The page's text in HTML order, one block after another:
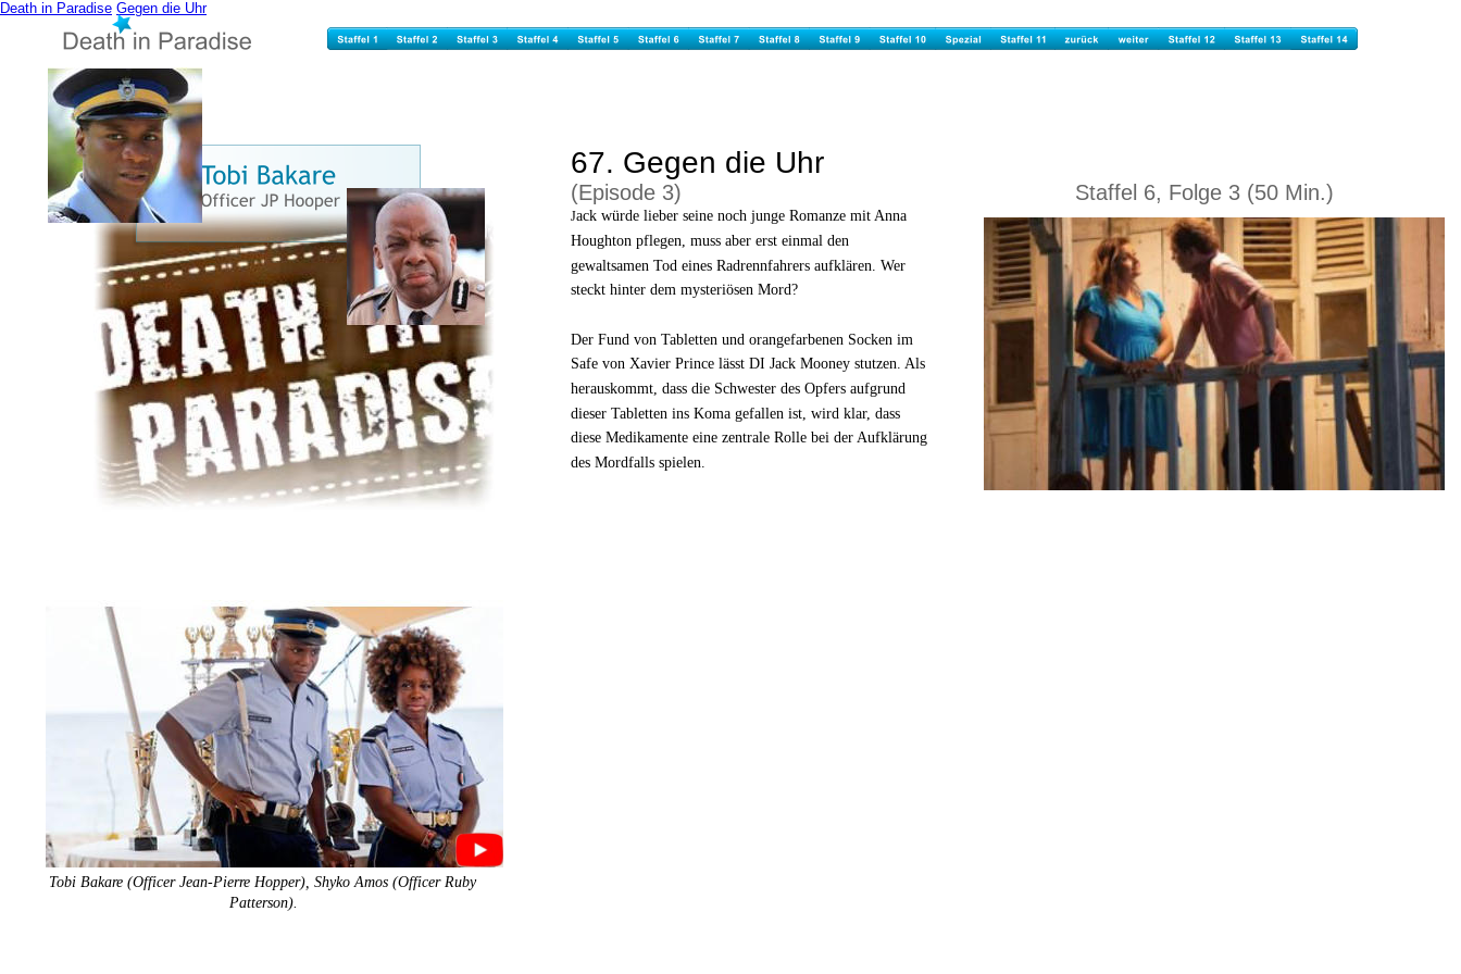
Jack würde lieber seine noch junge Romanze mit Anna
Houghton pflegen, muss aber erst einmal den
gewaltsamen Tod eines Radrennfahrers aufklären. Wer
steckt hinter dem mysteriösen Mord?
Der Fund von Tabletten und orangefarbenen Socken im
Safe von Xavier Prince lässt DI Jack Mooney stutzen. Als
herauskommt, dass die Schwester des Opfers aufgrund
dieser Tabletten ins Koma gefallen ist, wird klar, dass
diese Medikamente eine zentrale Rolle bei der Aufklärung
des Mordfalls spielen.
67. Gegen die Uhr
(Episode 3) Staffel 6, Folge 3 (50 Min.)
Tobi Bakare (Officer Jean-Pierre Hopper), Shyko Amos (Officer Ruby
Patterson).
Death in Paradise Gegen die Uhr